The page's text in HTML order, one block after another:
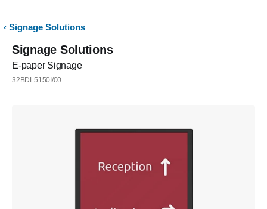
Signage Solutions
Signage Solutions
E-paper Signage
32BDL5150I/00